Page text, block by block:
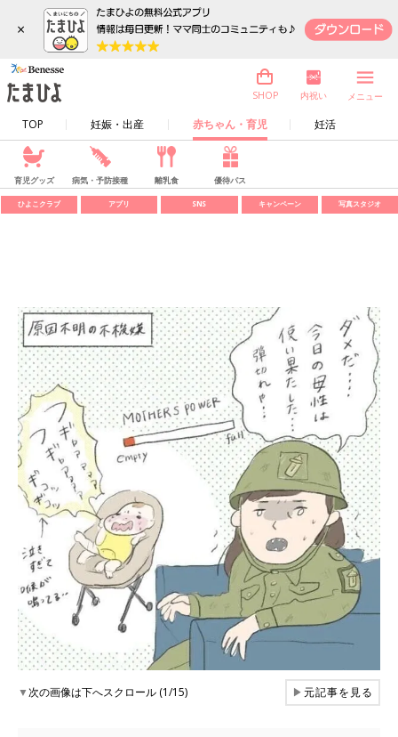
×
TOP 妊娠・出産 赤ちゃん・育児 妊活
SHOP 内祝い メニュー
育児グッズ 病気・予防接種 離乳食 優待パス
ひよこクラブ アプリ SNS キャンペーン 写真スタジオ
▼次の画像は下へスクロール (1/15) ▶元記事を見る